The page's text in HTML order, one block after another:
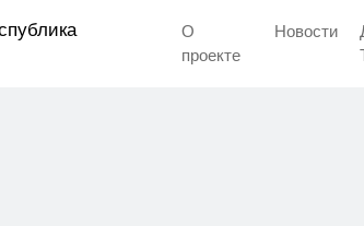
О
проектe
Новости